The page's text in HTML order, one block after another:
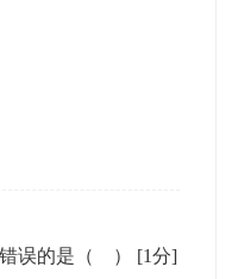
误的是（ ） [1分]